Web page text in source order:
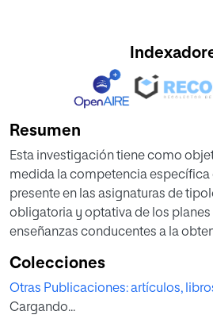
Resumen
Esta investigación tiene como
medida la competencia específica
presente en las asignaturas de
obligatoria y optativa de los planes
enseñanzas conducentes a la
universidades públicas de
realizado una revisión documental,
las guías docentes, publicadas en
Colecciones
Otras Publicaciones: artículos,
Cargando...